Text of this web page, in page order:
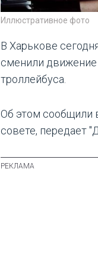
Иллюстративное фото
В Харькове
сменили
троллейбуса.
Об этом сообщили
совете, передает